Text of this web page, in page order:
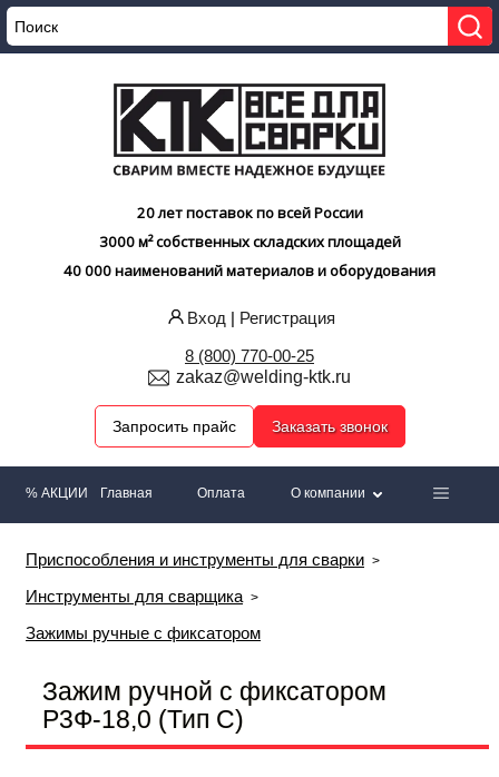
20 лет поставок по всей России
3000 м² собственных складских площадей
40 000 наименований материалов и оборудования
Вход | Регистрация
8 (800) 770-00-25
zakaz@welding-ktk.ru
Запросить прайс Заказать звонок
% АКЦИИ Главная Оплата О компании
Приспособления и инструменты для сварки
Инструменты для сварщика
Зажимы ручные с фиксатором
Зажим ручной с фиксатором
Р3Ф-18,0 (Тип С)